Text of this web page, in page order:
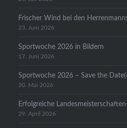
Frischer Wind bei den
23. Juni 2026
Sportwoche 2026 in Bildern
17. Juni 2026
Sportwoche 2026 – Save the
20. Mai 2026
Erfolgreiche
29. April 2026